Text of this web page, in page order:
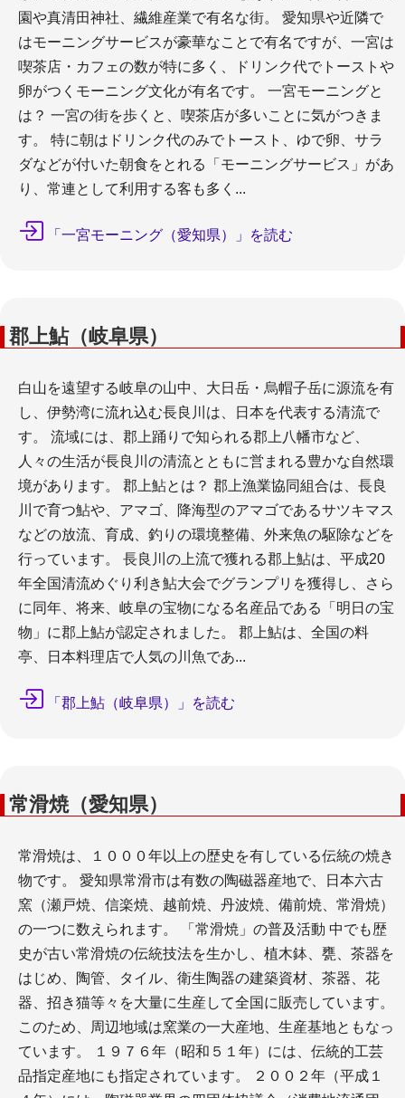
園や真清田神社、繊維産業で有名な街。 愛知県や近隣で
はモーニングサービスが豪華なことで有名ですが、一宮は
喫茶店・カフェの数が特に多く、ドリンク代でトーストや
卵がつくモーニング文化が有名です。 一宮モーニングと
は？ 一宮の街を歩くと、喫茶店が多いことに気がつきま
す。 特に朝はドリンク代のみでトースト、ゆで卵、サラ
ダなどが付いた朝食をとれる「モーニングサービス」があ
り、常連として利用する客も多く...
「一宮モーニング（愛知県）」を読む
郡上鮎（岐阜県）
白山を遠望する岐阜の山中、大日岳・烏帽子岳に源流を有
し、伊勢湾に流れ込む長良川は、日本を代表する清流で
す。 流域には、郡上踊りで知られる郡上八幡市など、
人々の生活が長良川の清流とともに営まれる豊かな自然環
境があります。 郡上鮎とは？ 郡上漁業協同組合は、長良
川で育つ鮎や、アマゴ、降海型のアマゴであるサツキマス
などの放流、育成、釣りの環境整備、外来魚の駆除などを
行っています。 長良川の上流で獲れる郡上鮎は、平成20
年全国清流めぐり利き鮎大会でグランプリを獲得し、さら
に同年、将来、岐阜の宝物になる名産品である「明日の宝
物」に郡上鮎が認定されました。 郡上鮎は、全国の料
亭、日本料理店で人気の川魚であ...
「郡上鮎（岐阜県）」を読む
常滑焼（愛知県）
常滑焼は、１０００年以上の歴史を有している伝統の焼き
物です。 愛知県常滑市は有数の陶磁器産地で、日本六古
窯（瀬戸焼、信楽焼、越前焼、丹波焼、備前焼、常滑焼）
の一つに数えられます。 「常滑焼」の普及活動 中でも歴
史が古い常滑焼の伝統技法を生かし、植木鉢、甕、茶器を
はじめ、陶管、タイル、衛生陶器の建築資材、茶器、花
器、招き猫等々を大量に生産して全国に販売しています。
このため、周辺地域は窯業の一大産地、生産基地ともなっ
ています。 １９７６年（昭和５１年）には、伝統的工芸
品指定産地にも指定されています。 ２００２年（平成１